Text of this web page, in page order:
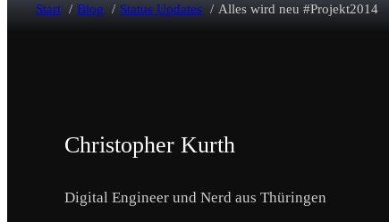
Start Blog Status Updates Alles wird neu #Projekt2014
Christopher Kurth
Digital Engineer und Nerd aus Thüringen